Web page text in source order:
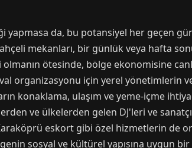
yapmasa da, bu potansiyel her geçen
mekanları, bir günlük veya hafta
ötesinde, bölge ekonomisine
organizasyonu için yerel yönetimlerin
konaklama, ulaşım ve yeme-içme
ve ülkelerden gelen DJ'leri ve
eskort gibi özel hizmetlerin de
sosyal ve kültürel yapısına uygun